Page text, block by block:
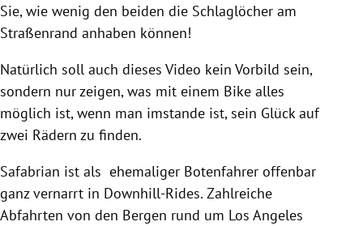
Sie, wie wenig den beiden die Schlaglöcher am
Straßenrand anhaben können!
Natürlich soll auch dieses Video kein Vorbild sein,
sondern nur zeigen, was mit einem Bike alles
möglich ist, wenn man imstande ist, sein Glück auf
zwei Rädern zu finden.
Safabrian ist als ehemaliger Botenfahrer offenbar
ganz vernarrt in Downhill-Rides. Zahlreiche
Abfahrten von den Bergen rund um Los Angeles